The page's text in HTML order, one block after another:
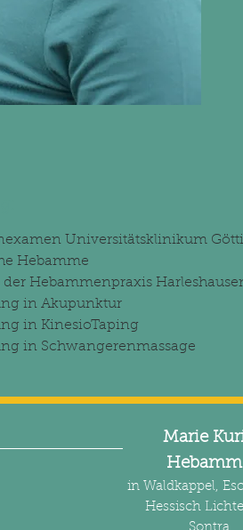
Universitätsklinikum
Hebamme
Hebammenpraxis
in Akupunktur
in KinesioTaping
in Schwangerenmassage
Marie
in Waldkappel,
Hessisch